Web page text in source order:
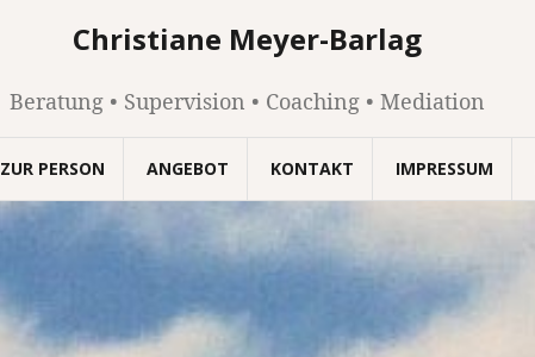
Christiane Meyer-Barlag
Beratung • Supervision • Coaching • Mediation
ZUR PERSON ANGEBOT KONTAKT IMPRESSUM